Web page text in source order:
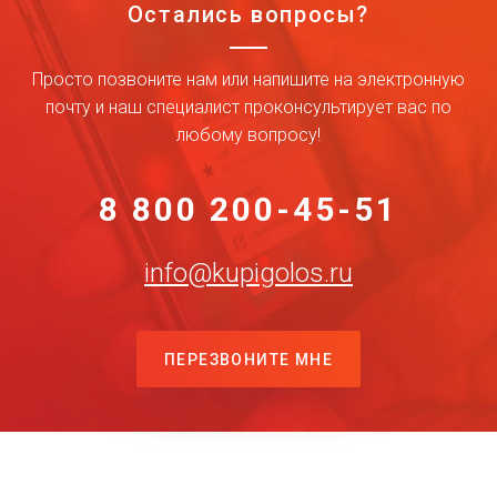
Остались вопросы?
Просто позвоните нам или напишите на электронную
почту и наш специалист проконсультирует вас по
любому вопросу!
8 800 200-45-51
info@kupigolos.ru
ПЕРЕЗВОНИТЕ МНЕ